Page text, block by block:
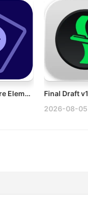
Adobe Premiere Elements 2023 v21.0 Mac适配M1破解版下载
2026-08-05